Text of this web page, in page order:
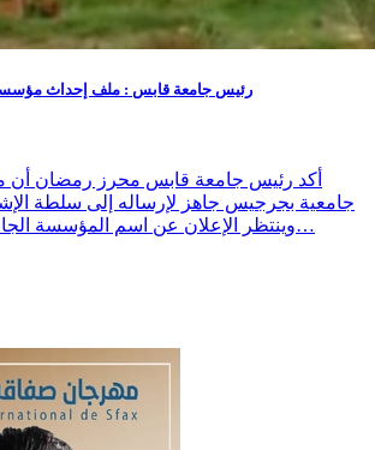
رئيس جامعة قابس : ملف إحداث
أكد رئيس جامعة قابس محرز رمضان
جامعية بجرجيس جاهز لإرساله إلى سلطة
وينتظر الإعلان عن اسم المؤسسة الجامعية بجرجيس خلال…